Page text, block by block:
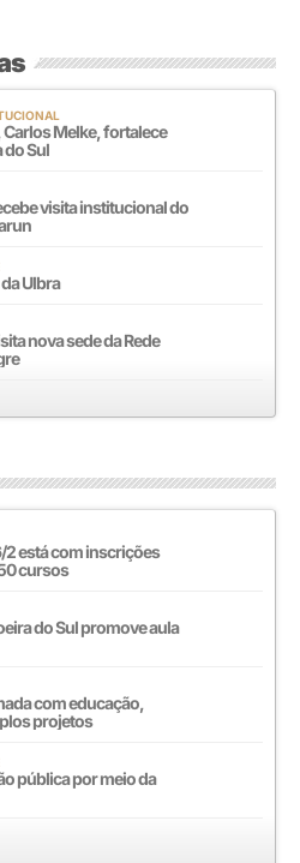
Carlos Melke, fortalece
do Sul
visita institucional do
Ulbra
nova sede da Rede
está com inscrições
cursos
do Sul promove aula
com educação,
projetos
pública por meio da